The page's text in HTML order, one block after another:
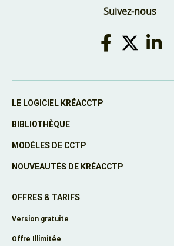
Suivez-nous
LE LOGICIEL KRÉACCTP
BIBLIOTHÈQUE
MODÈLES DE CCTP
NOUVEAUTÉS DE KRÉACCTP
OFFRES & TARIFS
Version gratuite
Offre Illimitée